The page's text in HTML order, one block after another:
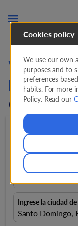

Vuelos
Domingo
628 EUR
Ida y Vuelta
Ingrese la ciudad
Ingrese la ciudad
Santo Domingo,
Cookies policy
We use our own
purposes and to
preferences
habits. For more
Policy. Read our